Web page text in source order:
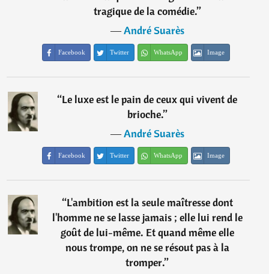
tragique de la comédie.”
―André Suarès
Facebook Twitter WhatsApp Image
“Le luxe est le pain de ceux qui vivent de
brioche.”
―André Suarès
Facebook Twitter WhatsApp Image
“L'ambition est la seule maîtresse dont
l'homme ne se lasse jamais ; elle lui rend le
goût de lui-même. Et quand même elle
nous trompe, on ne se résout pas à la
tromper.”